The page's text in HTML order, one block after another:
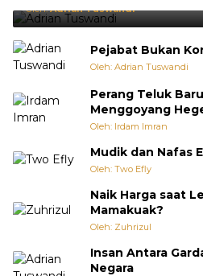
Oleh:Adrian Tuswandi
Pejabat Bukan
Oleh: Adrian Tuswandi
Perang Teluk
Menggoyang
Oleh: Irdam Imran
Mudik dan Nafas
Oleh: Two Efly
Naik Harga saat
Mamakuak?
Oleh: Zuhrizul
Insan Antara
Negara